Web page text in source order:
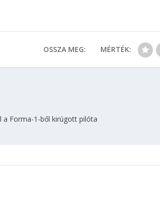
OSSZA MEG: MÉRTÉK:
a Forma-1-ből kirúgott pilóta